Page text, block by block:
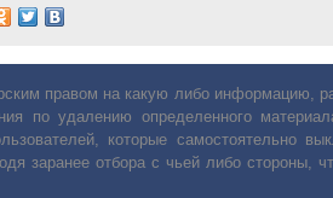
правом на какую либо информацию,
по удалению определенного
которые самостоятельно
заранее отбора с чьей либо стороны,